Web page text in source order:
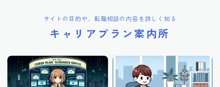
サイトの目的や、転職相談の内容を詳しく知る
キャリアプラン案内所